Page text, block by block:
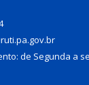
de Segunda a